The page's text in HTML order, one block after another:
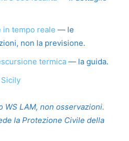
in tempo reale — le
non la previsione.
termica — la guida.
WS LAM, non osservazioni.
la Protezione Civile della